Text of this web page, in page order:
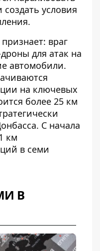
условия
враг
для атак на
автомобили.
на ключевых
более 25 км
С начала
км
в семи
В